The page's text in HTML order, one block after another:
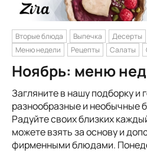
Вторые блюда Выпечка Десерты
Меню недели
Рецепты Салаты
Ноябрь: меню
Загляните в нашу подборку и
разнообразные и необычные
Радуйте своих близких
можете взять за основу и
фирменными блюдами.